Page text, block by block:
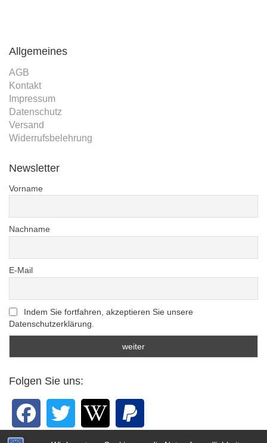
Allgemeines
AGB
Kontakt
Impressum
Datenschutz
Versand
Widerrufsbelehrung
Newsletter
Vorname
Nachname
E-Mail
Indem Sie fortfahren, akzeptieren Sie unsere
Datenschutzerklärung.
Folgen Sie uns: